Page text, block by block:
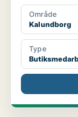
Område
Kalundborg
Type